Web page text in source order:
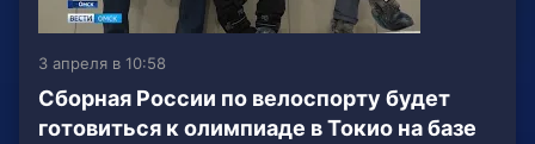
3 апреля в 10:58
Сборная России по велоспорту будет
готовиться к олимпиаде в Токио на базе